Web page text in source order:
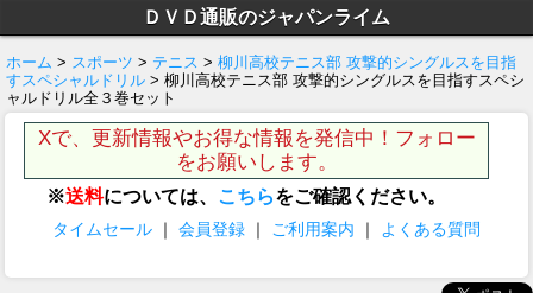
ＤＶＤ通販のジャパンライム
ホーム > スポーツ > テニス > 柳川高校テニス部 攻撃的シングルスを目指
すスペシャルドリル > 柳川高校テニス部 攻撃的シングルスを目指すスペシ
ャルドリル全３巻セット
Xで、更新情報やお得な情報を発信中！フォロー
をお願いします。
※送料については、 こちらをご確認ください。
タイムセール ｜ 会員登録 ｜ ご利用案内 ｜ よくある質問